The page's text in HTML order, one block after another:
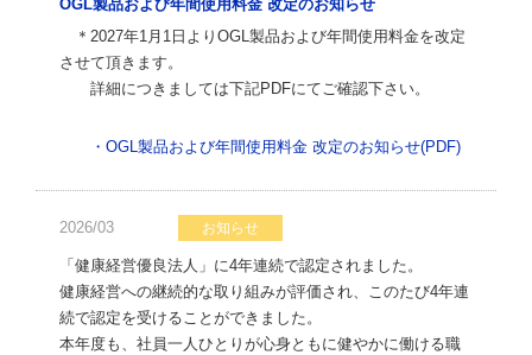
OGL製品および年間使用料金 改定のお知らせ
＊2027年1月1日よりOGL製品および年間使用料金を改定
させて頂きます。
詳細につきましては下記PDFにてご確認下さい。
・OGL製品および年間使用料金 改定のお知らせ(PDF)
2026/03 お知らせ
「健康経営優良法人」に4年連続で認定されました。
健康経営への継続的な取り組みが評価され、このたび4年連
続で認定を受けることができました。
本年度も、社員一人ひとりが心身ともに健やかに働ける職